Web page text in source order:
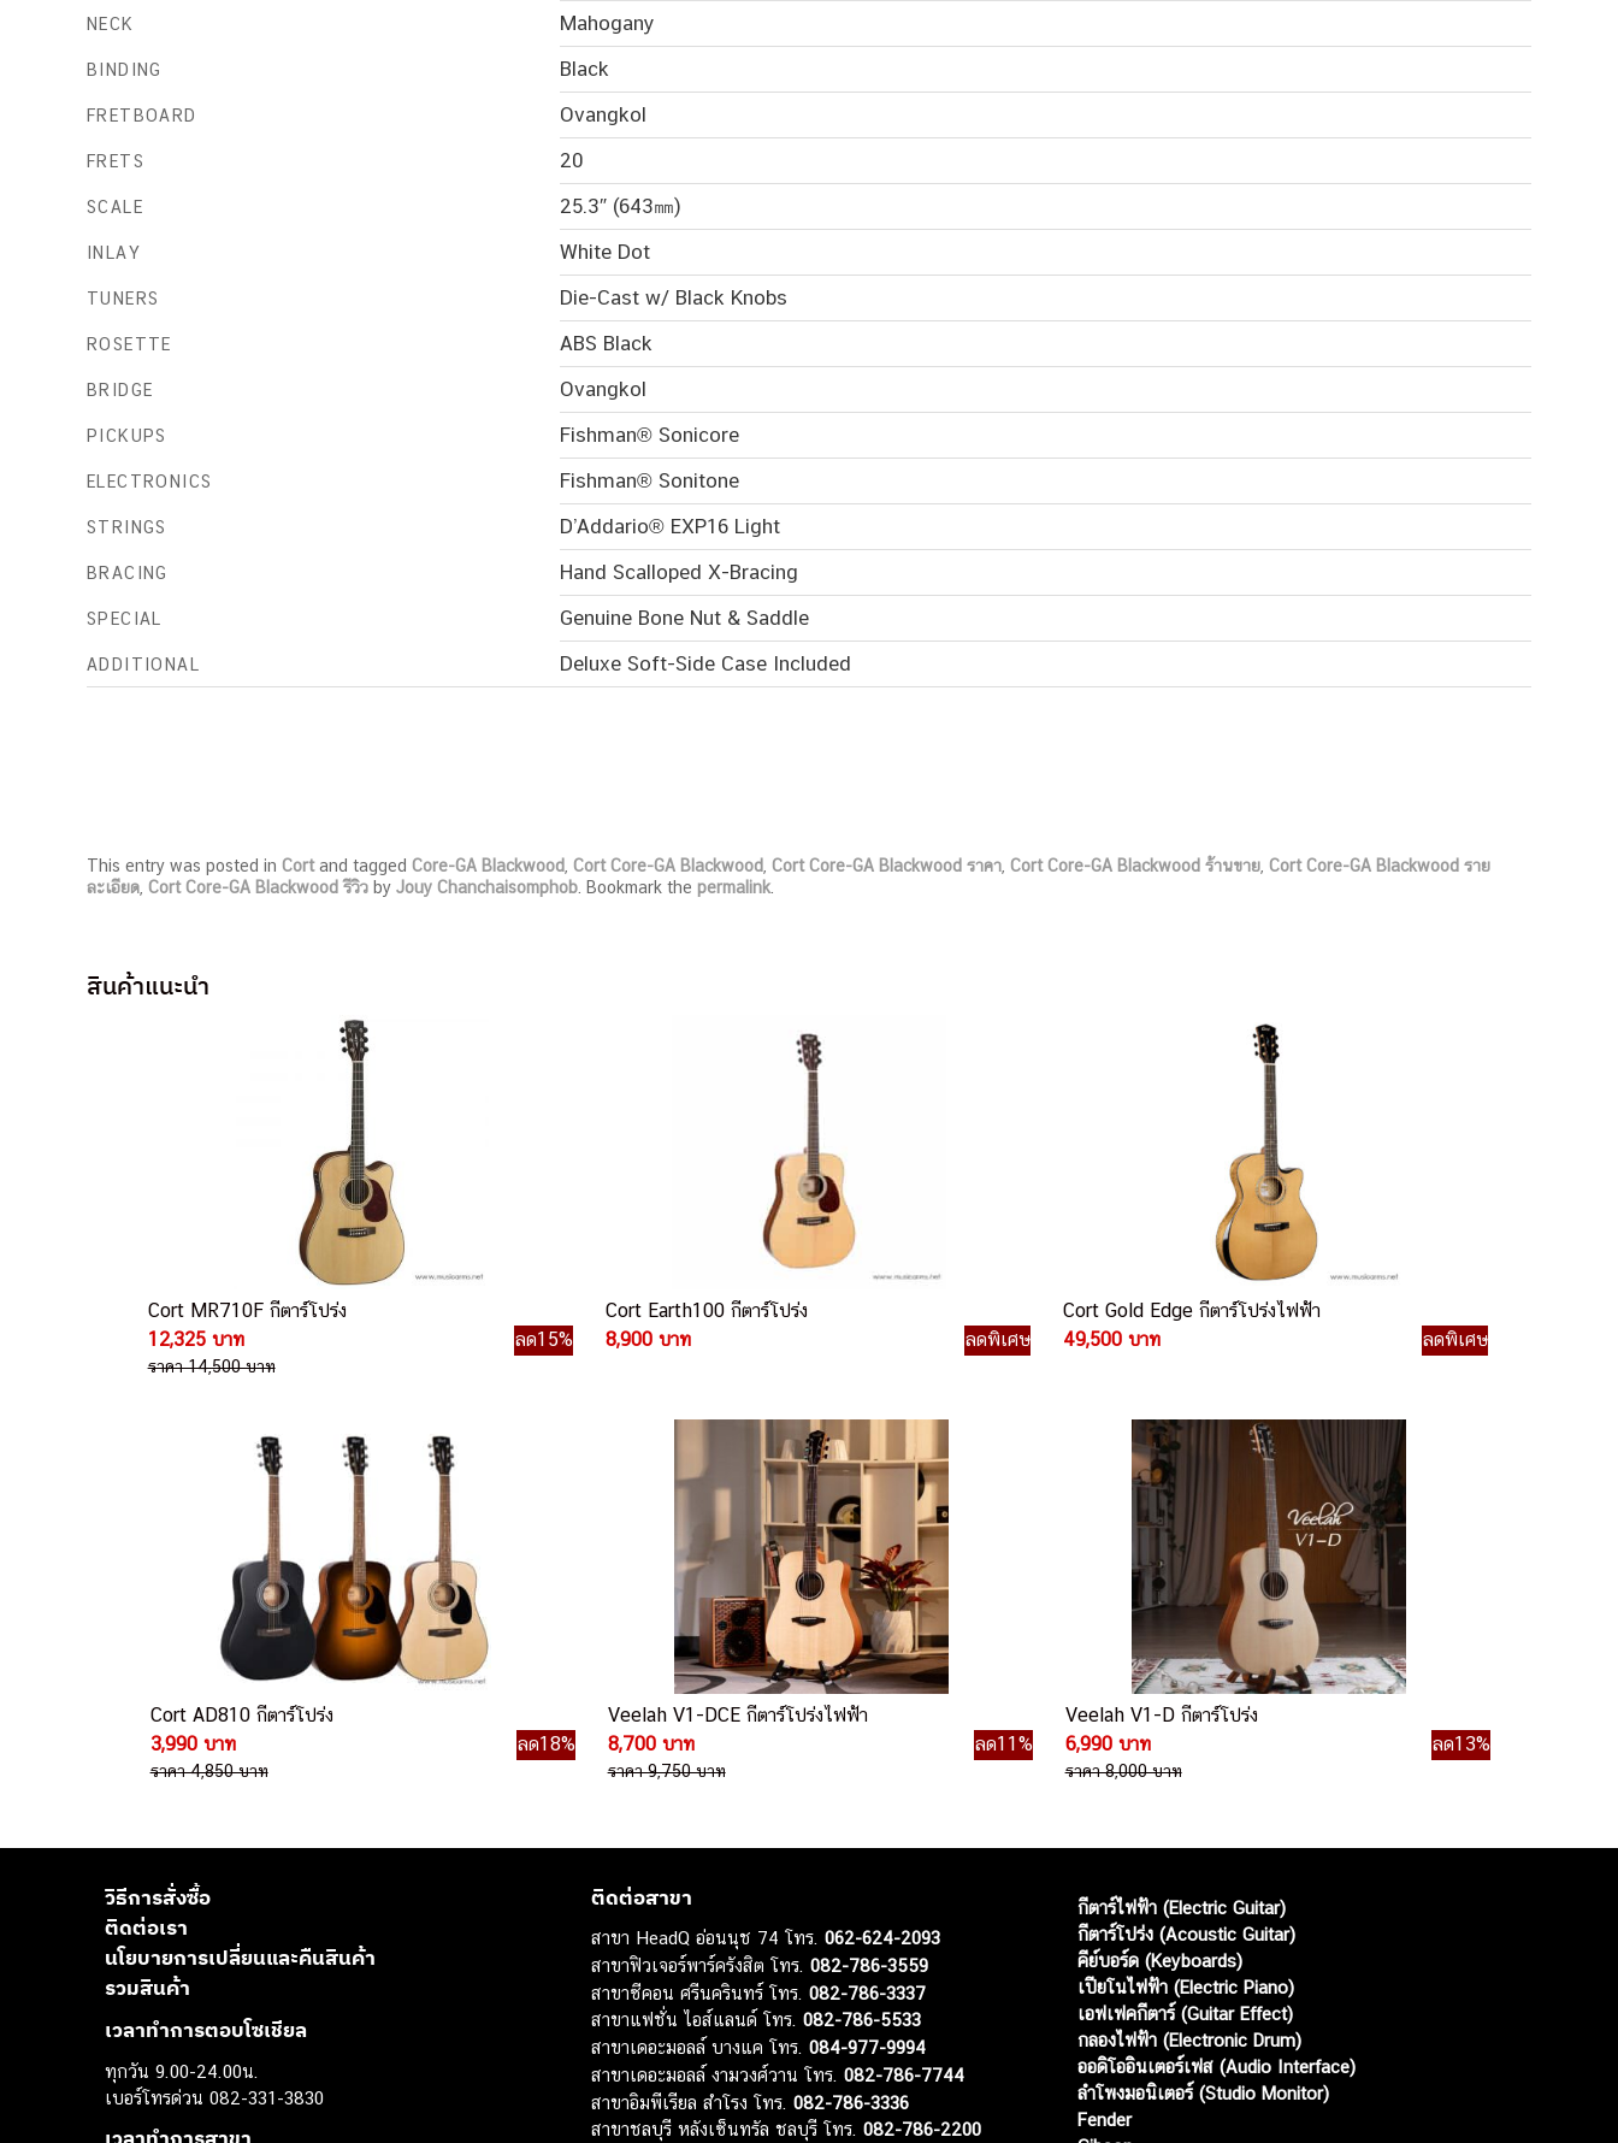
NECK Mahogany
BINDING Black
FRETBOARD Ovangkol
FRETS 20
SCALE 25.3″ (643㎜)
INLAY White Dot
TUNERS Die-Cast w/ Black Knobs
ROSETTE ABS Black
BRIDGE Ovangkol
PICKUPS Fishman® Sonicore
ELECTRONICS Fishman® Sonitone
STRINGS D’Addario® EXP16 Light
BRACING Hand Scalloped X-Bracing
SPECIAL Genuine Bone Nut & Saddle
ADDITIONAL Deluxe Soft-Side Case Included
This entry was posted in Cortand tagged Core-GA Blackwood, Cort Core-GA Blackwood, Cort Core-GA Blackwood ราคา, Cort Core-GA Blackwood ร้านขาย, Cort Core-GA Blackwood ราย
ละเอียด, Cort Core-GA Blackwood รีวิว by Jouy Chanchaisomphob. Bookmark the permalink.
สินค้าแนะนำ
Cort MR710F กีตาร์โปร่ง
12,325 บาท
ลด15%
ราคา 14,500 บาท
Cort Earth100 กีตาร์โปร่ง
8,900 บาท
ลดพิเศษ
Cort Gold Edge กีตาร์โปร่งไฟฟ้า
49,500 บาท
ลดพิเศษ
Cort AD810 กีตาร์โปร่ง
3,990 บาท
ลด18%
ราคา 4,850 บาท
Veelah V1-DCE กีตาร์โปร่งไฟฟ้า
8,700 บาท
ลด11%
ราคา 9,750 บาท
Veelah V1-D กีตาร์โปร่ง
6,990 บาท
ลด13%
ราคา 8,000 บาท
วิธีการสั่งซื้อ
ติดต่อเรา
นโยบายการเปลี่ยนและคืนสินค้า
รวมสินค้า
เวลาทำการตอบโซเชียล
ทุกวัน 9.00-24.00น.
เบอร์โทรด่วน 082-331-3830
ติดต่อสาขา
สาขา HeadQ อ่อนนุช 74 โทร.062-624-2093
สาขาฟิวเจอร์พาร์ครังสิต โทร.082-786-3559
สาขาซีคอน ศรีนครินทร์ โทร.082-786-3337
สาขาแฟชั่น ไอส์แลนด์ โทร.082-786-5533
สาขาเดอะมอลล์ บางแค โทร.084-977-9994
สาขาเดอะมอลล์ งามวงศ์วาน โทร.082-786-7744
สาขาอิมพีเรียล สำโรง โทร.082-786-3336
สาขาชลบุรี หลังเซ็นทรัล ชลบุรี โทร.082-786-2200
กีตาร์ไฟฟ้า (Electric Guitar)
กีตาร์โปร่ง (Acoustic Guitar)
คีย์บอร์ด (Keyboards)
เปียโนไฟฟ้า (Electric Piano)
เอฟเฟคกีตาร์ (Guitar Effect)
กลองไฟฟ้า (Electronic Drum)
ออดิโออินเตอร์เฟส (Audio Interface)
ลำโพงมอนิเตอร์ (Studio Monitor)
Fender